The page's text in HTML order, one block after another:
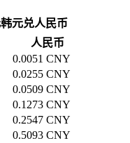
韩元兑人民币
人民币
0.0051 CNY
0.0255 CNY
0.0509 CNY
0.1273 CNY
0.2547 CNY
0.5093 CNY